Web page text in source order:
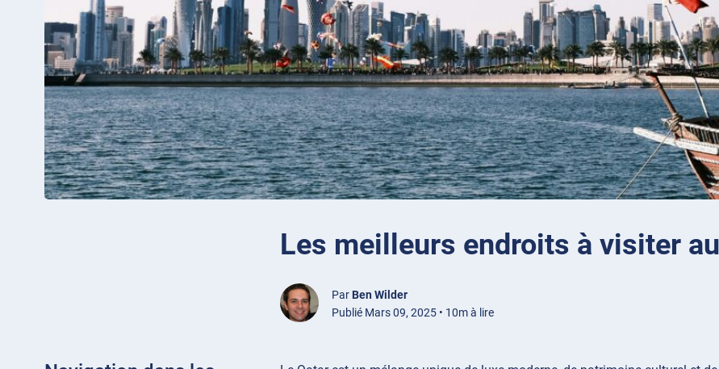
Les meilleurs endroits à visiter
Par Ben Wilder
Publié Mars 09, 2025 • 10m à lire